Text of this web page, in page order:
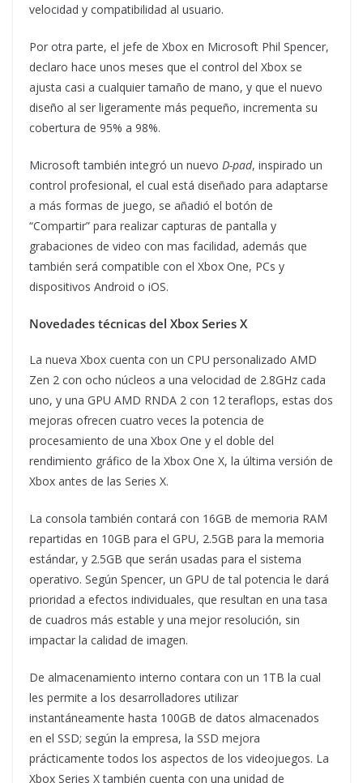
velocidad y compatibilidad al usuario.
Por otra parte, el jefe de Xbox en Microsoft Phil Spencer,
declaro hace unos meses que el control del Xbox se
ajusta casi a cualquier tamaño de mano, y que el nuevo
diseño al ser ligeramente más pequeño, incrementa su
cobertura de 95% a 98%.
Microsoft también integró un nuevo D-pad, inspirado un
control profesional, el cual está diseñado para adaptarse
a más formas de juego, se añadió el botón de
“Compartir” para realizar capturas de pantalla y
grabaciones de video con mas facilidad, además que
también será compatible con el Xbox One, PCs y
dispositivos Android o iOS.
Novedades técnicas del Xbox Series X
La nueva Xbox cuenta con un CPU personalizado AMD
Zen 2 con ocho núcleos a una velocidad de 2.8GHz cada
uno, y una GPU AMD RNDA 2 con 12 teraflops, estas dos
mejoras ofrecen cuatro veces la potencia de
procesamiento de una Xbox One y el doble del
rendimiento gráfico de la Xbox One X, la última versión de
Xbox antes de las Series X.
La consola también contará con 16GB de memoria RAM
repartidas en 10GB para el GPU, 2.5GB para la memoria
estándar, y 2.5GB que serán usadas para el sistema
operativo. Según Spencer, un GPU de tal potencia le dará
prioridad a efectos individuales, que resultan en una tasa
de cuadros más estable y una mejor resolución, sin
impactar la calidad de imagen.
De almacenamiento interno contara con un 1TB la cual
les permite a los desarrolladores utilizar
instantáneamente hasta 100GB de datos almacenados
en el SSD; según la empresa, la SSD mejora
prácticamente todos los aspectos de los videojuegos. La
Xbox Series X también cuenta con una unidad de